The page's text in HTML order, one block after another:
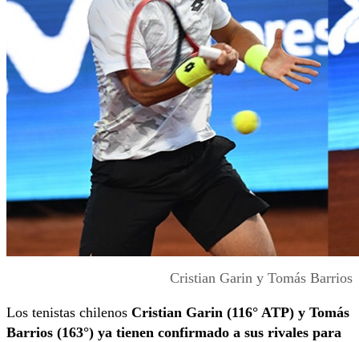
Cristian Garin y Tomás Barrios
Los tenistas chilenos Cristian Garin (116° ATP) y Tomás
Barrios (163°) ya tienen confirmado a sus rivales para